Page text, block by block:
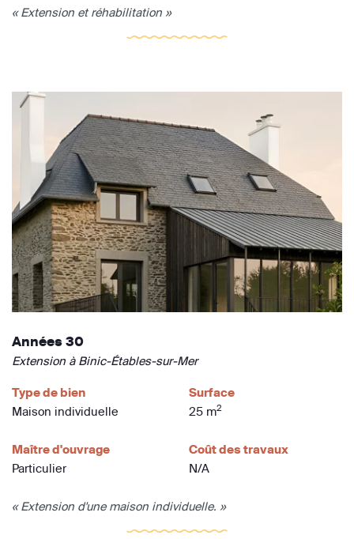
« Extension et réhabilitation »
Années 30
Extension à Binic-Étables-sur-Mer
Type de bien
Maison individuelle
Surface
25 m2
Maître d'ouvrage
Particulier
Coût des travaux
N/A
« Extension d'une maison individuelle. »